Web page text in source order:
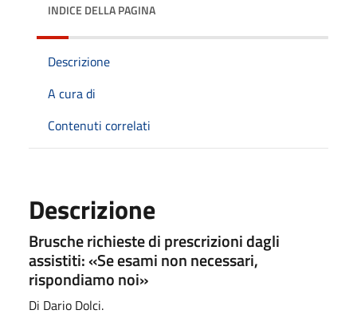
INDICE DELLA PAGINA
Descrizione
A cura di
Contenuti correlati
Descrizione
Brusche richieste di prescrizioni dagli
assistiti: «Se esami non necessari,
rispondiamo noi»
Di Dario Dolci.